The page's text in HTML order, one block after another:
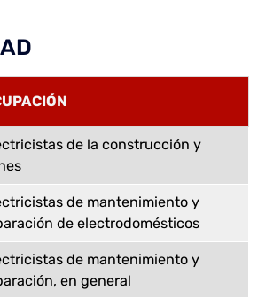
de la construcción y
de mantenimiento y
de electrodomésticos
de mantenimiento y
en general